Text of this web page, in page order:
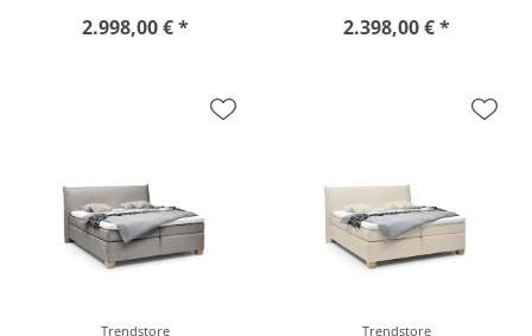
2.998,00 € * 2.398,00 € *
Trendstore
Trendstore